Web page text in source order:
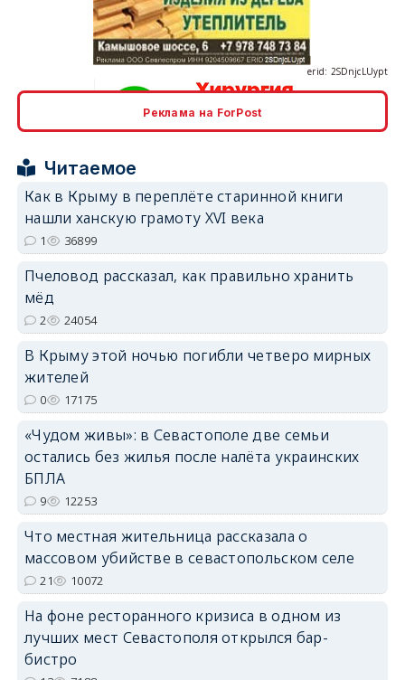
erid: 2SDnjcrDNw6
Реклама на ForPost
Читаемое
Как в Крыму в переплёте старинной книги
нашли ханскую грамоту XVI века
1 36899
Пчеловод рассказал, как правильно хранить
мёд
2 24054
В Крыму этой ночью погибли четверо мирных
жителей
0 17175
«Чудом живы»: в Севастополе две семьи
остались без жилья после налёта украинских
БПЛА
9 12253
Что местная жительница рассказала о
массовом убийстве в севастопольском селе
21 10072
На фоне ресторанного кризиса в одном из
лучших мест Севастополя открылся бар-
бистро